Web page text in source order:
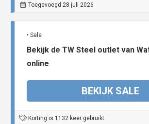
Toegevoegd 28 juli 2026
• Sale
Bekijk de TW Steel outlet van
online
BEKIJK SALE
Korting is 1132 keer gebruikt